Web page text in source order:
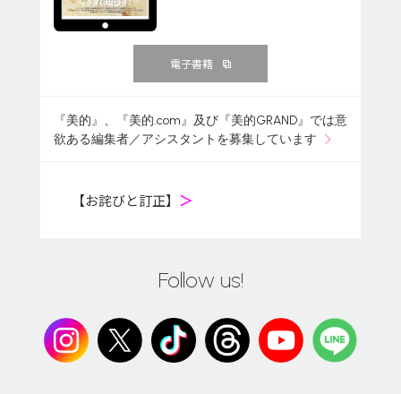
電子書籍
『美的』、『美的.com』及び『美的GRAND』では意
欲ある編集者／アシスタントを募集しています
【お詫びと訂正】 ＞
Follow us!